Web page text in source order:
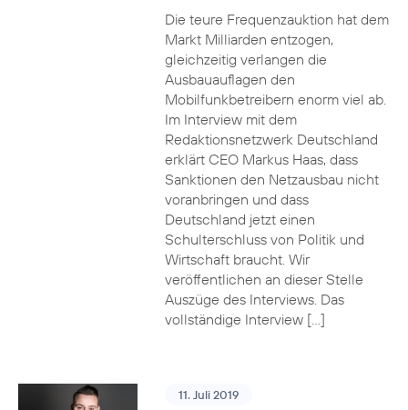
Die teure Frequenzauktion hat dem
Markt Milliarden entzogen,
gleichzeitig verlangen die
Ausbauauflagen den
Mobilfunkbetreibern enorm viel ab.
Im Interview mit dem
Redaktionsnetzwerk Deutschland
erklärt CEO Markus Haas, dass
Sanktionen den Netzausbau nicht
voranbringen und dass
Deutschland jetzt einen
Schulterschluss von Politik und
Wirtschaft braucht. Wir
veröffentlichen an dieser Stelle
Auszüge des Interviews. Das
vollständige Interview […]
11. Juli 2019